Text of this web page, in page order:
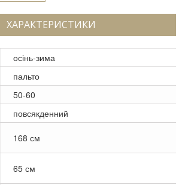
ХАРАКТЕРИСТИКИ
осінь-зима
пальто
50-60
повсякденний
168 см
65 см